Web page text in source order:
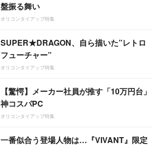
盤振る舞い
オリコンタイアップ特集
SUPER★DRAGON、自ら描いた”レトロ
フューチャー”
オリコンタイアップ特集
【驚愕】メーカー社員が推す「10万円台」
神コスパPC
オリコンタイアップ特集
一番似合う登場人物は…『VIVANT』限定